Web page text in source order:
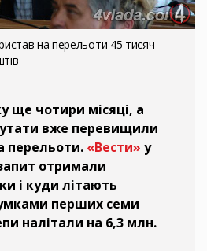
на перельоти 45 тисяч
ще чотири місяці, а
вже перевищили
перельоти. «Вести» у
отримали
і куди літають
перших семи
налітали на 6,3 млн.